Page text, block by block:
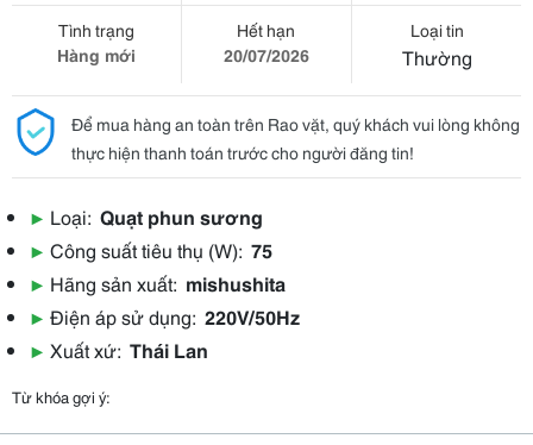
Tình trạng
Hàng mới
Hết hạn
20/07/2026
Loại tin
Thường
Để mua hàng an toàn trên Rao vặt, quý khách vui lòng không
thực hiện thanh toán trước cho người đăng tin!
▶ Loại: Quạt phun sương
▶ Công suất tiêu thụ (W): 75
▶ Hãng sản xuất: mishushita
▶ Điện áp sử dụng: 220V/50Hz
▶ Xuất xứ: Thái Lan
Từ khóa gợi ý: